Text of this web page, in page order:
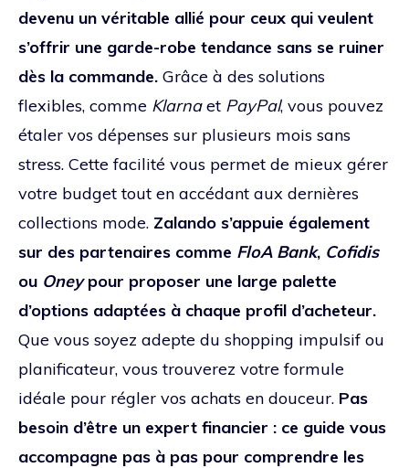
devenu un véritable allié pour ceux qui veulent
s’offrir une garde-robe tendance sans se ruiner
dès la commande. Grâce à des solutions
flexibles, comme Klarnaet PayPal, vous pouvez
étaler vos dépenses sur plusieurs mois sans
stress. Cette facilité vous permet de mieux gérer
votre budget tout en accédant aux dernières
collections mode. Zalando s’appuie également
sur des partenaires comme FloA Bank, Cofidis
ou Oneypour proposer une large palette
d’options adaptées à chaque profil d’acheteur.
Que vous soyez adepte du shopping impulsif ou
planificateur, vous trouverez votre formule
idéale pour régler vos achats en douceur. Pas
besoin d’être un expert financier : ce guide vous
accompagne pas à pas pour comprendre les